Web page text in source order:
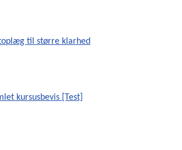
til større klarhed
kursusbevis [Test]